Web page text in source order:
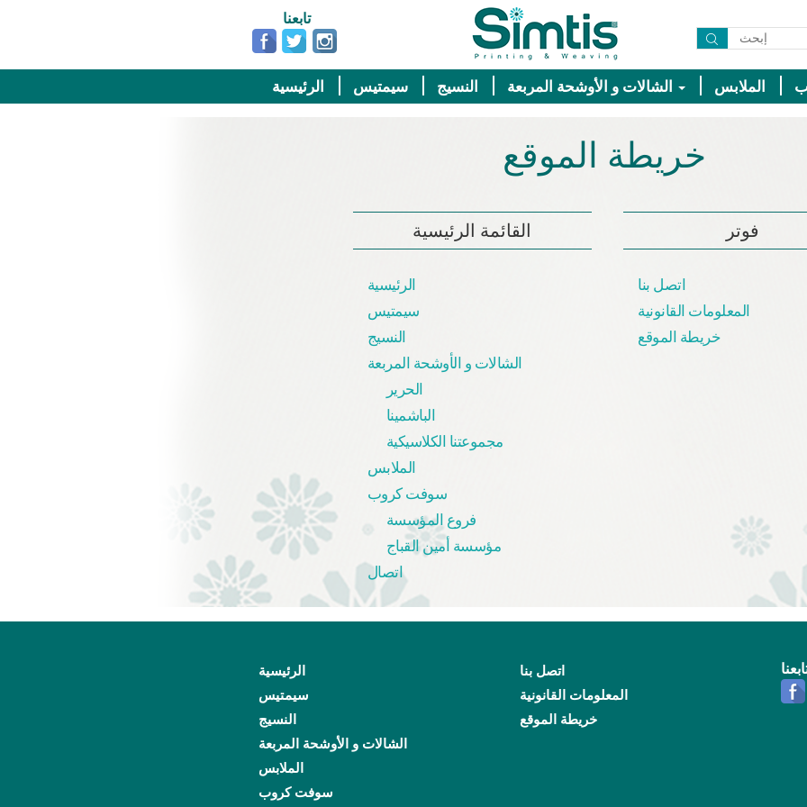
تابعنا
الرئيسية سيمتيس النسيج الملابس
خريطة الموقع
فوتر
اتصل بنا
المعلومات القانونية
خريطة الموقع
القائمة الرئيسية
الرئيسية
سيمتيس
النسيج
الشالات و الأوشحة المربعة
الحرير
الباشمينا
مجموعتنا الكلاسيكية
الملابس
سوفت كروب
فروع المؤسسة
مؤسسة أمين القباج
اتصال
الرئيسية
سيمتيس
النسيج
الشالات و الأوشحة المربعة
الملابس
سوفت كروب
اتصل بنا
المعلومات القانونية
خريطة الموقع